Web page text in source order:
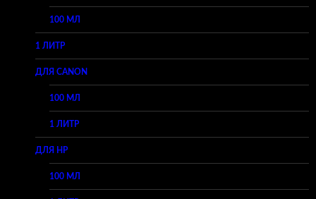
100 МЛ
1 ЛИТР
ДЛЯ CANON
100 МЛ
1 ЛИТР
ДЛЯ HP
100 МЛ